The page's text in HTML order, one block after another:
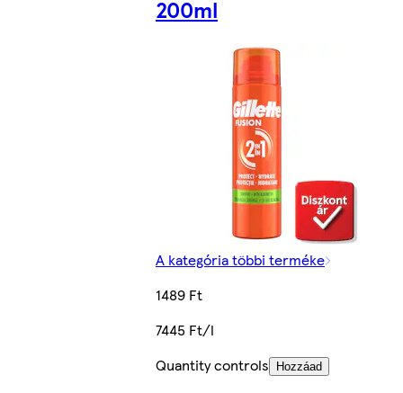
200ml
A kategória többi terméke
1489 Ft
7445 Ft/l
Quantity controls
Hozzáad